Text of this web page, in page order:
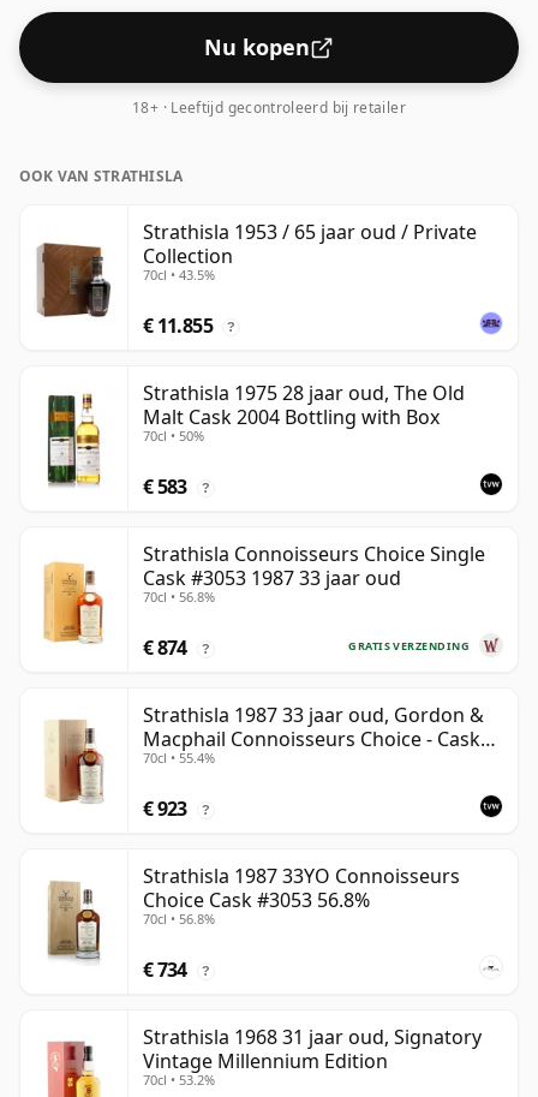
Nu kopen
18+ · Leeftijd gecontroleerd bij retailer
OOK VAN STRATHISLA
Strathisla 1953 / 65 jaar oud / Private
Collection
70cl • 43.5%
€ 11.855 ?
Strathisla 1975 28 jaar oud, The Old
Malt Cask 2004 Bottling with Box
70cl • 50%
€ 583 ?
Strathisla Connoisseurs Choice Single
Cask #3053 1987 33 jaar oud
70cl • 56.8%
GRATIS VERZENDING
€ 874 ?
Strathisla 1987 33 jaar oud, Gordon &
Macphail Connoisseurs Choice - Cask
3052
70cl • 55.4%
€ 923 ?
Strathisla 1987 33YO Connoisseurs
Choice Cask #3053 56.8%
70cl • 56.8%
€ 734 ?
Strathisla 1968 31 jaar oud, Signatory
Vintage Millennium Edition
70cl • 53.2%